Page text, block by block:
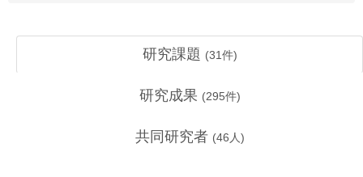
研究課題 (31件)
研究成果 (295件)
共同研究者 (46 人)